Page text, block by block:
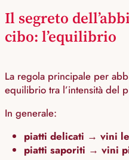
Il segreto
cibo: l’equilibrio
La regola principale per
equilibrio tra l’intensità del
In generale:
piatti delicati → vini
piatti saporiti → vini